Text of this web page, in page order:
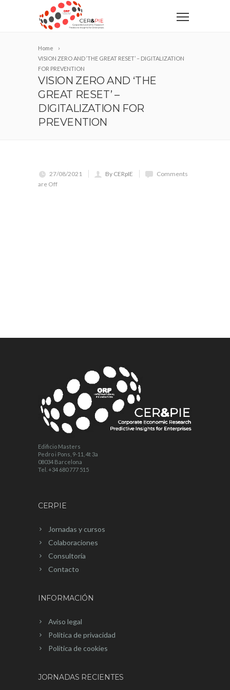
Home
VISION ZERO AND ‘THE GREAT RESET’ – DIGITALIZATION
FOR PREVENTION
VISION ZERO AND ‘THE
GREAT RESET’ –
DIGITALIZATION FOR
PREVENTION
27/08/2021 By CERpIE
Comments
are Off
Edificio Masters
Pedro i Pons, 9-11, 4t 3a
08034 Barcelona
Tel. +34 680 777 515
CERPIE
Jornadas y cursos
Colaboraciones
Consultoría
Contacto
INFORMACIÓN
Aviso legal
Política de privacidad
Política de cookies
JORNADAS RECIENTES